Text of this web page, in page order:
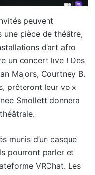
peuvent
une pièce de théâtre,
d’art afro
un concert live ! Des
Majors, Courtney B.
prêteront leur voix
Smollett donnera
munis d’un casque
pourront parler et
VRChat. Les